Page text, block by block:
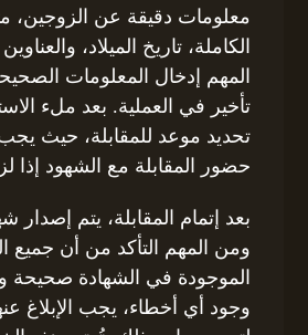
معلومات دقيقة عن الزوجين،
الكاملة، تاريخ الميلاد،
المهم إدخال المعلومات
تأخير في العملية. بعد ملء
تحديد موعد للمقابلة، حيث
حضور المقابلة مع الشهود إذا
بعد إتمام المقابلة، يتم إصدار
ومن المهم التأكد من أن جميع
الموجودة في الشهادة صحيحة
وجود أي أخطاء، يجب الإبلاغ